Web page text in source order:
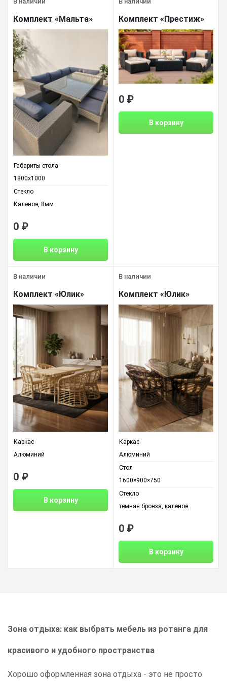
Комплект «Мальта»
Габариты стола
1800х1000
Стекло
Каленое, 8мм
0 ₽
В корзину
Комплект «Престиж»
0 ₽
В корзину
В наличии
Комплект «Юлик»
Каркас
Алюминий
0 ₽
В корзину
В наличии
Комплект «Юлик»
Каркас
Алюминий
Стол
1600×900×750
Стекло
темная бронза, каленое.
0 ₽
В корзину
Зона отдыха: как выбрать мебель из ротанга для
красивого и удобного пространства
Хорошо оформленная зона отдыха - это не просто